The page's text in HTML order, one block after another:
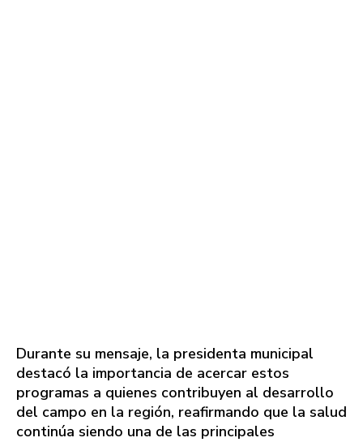
Durante su mensaje, la presidenta municipal
destacó la importancia de acercar estos
programas a quienes contribuyen al desarrollo
del campo en la región, reafirmando que la salud
continúa siendo una de las principales